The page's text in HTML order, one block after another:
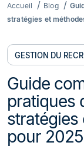
Accueil Blog
stratégies et
GESTION DU
Guide
pratiques
stratégies
pour 2025